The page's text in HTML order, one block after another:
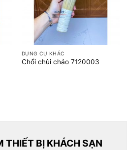
DỤNG CỤ KHÁC
Chổi chùi chảo 7120003
THIẾT BỊ KHÁCH SẠN